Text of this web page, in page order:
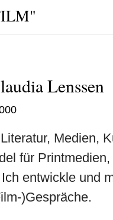
Lenssen
Medien,
für
entwickle und
)Gespräche.